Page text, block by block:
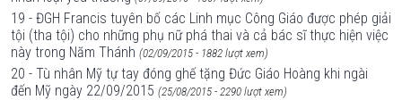
19 - ĐGH Francis tuyên bố các Linh mục Công Giáo được phép giải
tội (tha tội) cho những phụ nữ phá thai và cả bác sĩ thực hiện việc
này trong Năm Thánh (02/09/2015 - 1882 lượt xem)
20 - Tù nhân Mỹ tự tay đóng ghế tặng Đức Giáo Hoàng khi ngài
đến Mỹ ngày 22/09/2015 (25/08/2015 - 2290 lượt xem)